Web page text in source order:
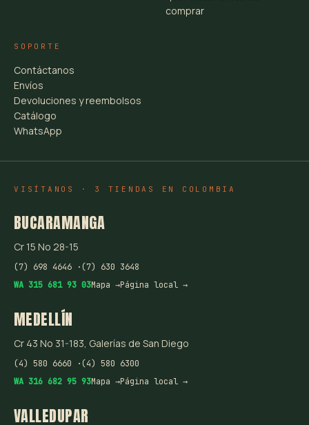
comprar
SOPORTE
Contáctanos
Envíos
Devoluciones y reembolsos
Catálogo
WhatsApp
VISÍTANOS · 3 TIENDAS EN COLOMBIA
BUCARAMANGA
Cr 15 No 28-15
(7) 698 4646 ·(7) 630 3648
WA 315 681 93 03Mapa →Página local →
MEDELLÍN
Cr 43 No 31-183, Galerías de San Diego
(4) 580 6660 ·(4) 580 6300
WA 316 682 95 93Mapa →Página local →
VALLEDUPAR